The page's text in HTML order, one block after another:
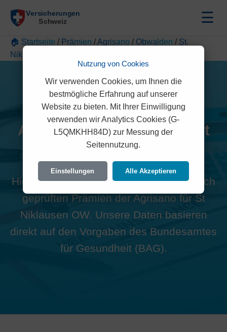
☰
🏠 Startseite / Prämien /Agrisano / Obwalden / St.
Niklausen OW
Alle Agrisano Prämien in St
Niklausen OW (6066)
Hier finden Sie die offiziellen und rechtlich
geprüften Prämien der Agrisano für St
Niklausen OW. Unsere Daten basieren
direkt auf den Vorgaben des Bundesamtes
für Gesundheit (BAG).
Nutzung von Cookies
Wir verwenden Cookies, um Ihnen die
bestmögliche Erfahrung auf unserer
Website zu bieten. Mit Ihrer Einwilligung
verwenden wir Analytics Cookies (G-
L5QMKHH84D) zur Messung der
Seitennutzung.
Einstellungen Alle Akzeptieren